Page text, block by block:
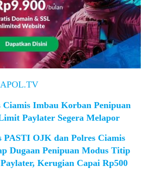
Ciamis Imbau Korban Penipuan
Paylater Segera Melapor
PASTI OJK dan Polres Ciamis
Dugaan Penipuan Modus Titip
Kerugian Capai Rp500